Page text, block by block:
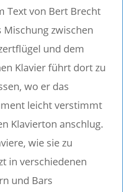
Text von Bert Brecht
zwischen
und dem
Klavier führt dort zu
wo er das
leicht verstimmt
Klavierton anschlug.
wie sie zu
in verschiedenen
und Bars